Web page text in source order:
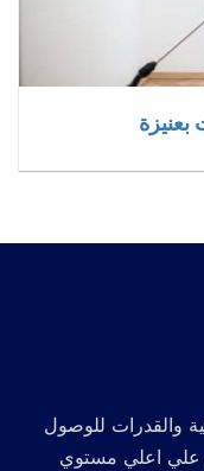
والقدرات للوصول
علي اعلي مستوي